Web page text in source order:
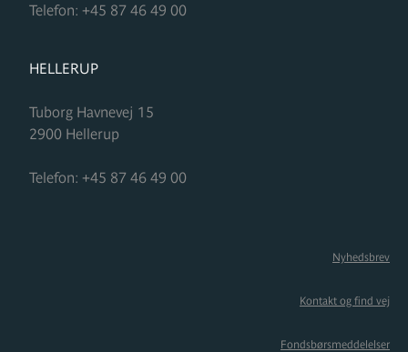
Telefon: +45 87 46 49 00
FORMUPLEJE
HELLERUP
Tuborg Havnevej 15
2900 Hellerup
Telefon: +45 87 46 49 00
Nyhedsbrev
Kontakt og find vej
Fondsbørsmeddelelser